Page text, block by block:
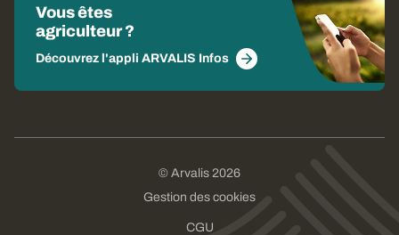
Vous êtes
agriculteur ?
Découvrez l'appli ARVALIS Infos
© Arvalis 2026
Gestion des cookies
CGU